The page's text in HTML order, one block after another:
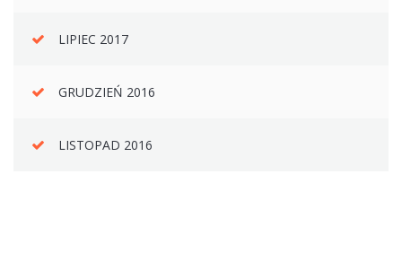
LIPIEC 2017
GRUDZIEŃ 2016
LISTOPAD 2016